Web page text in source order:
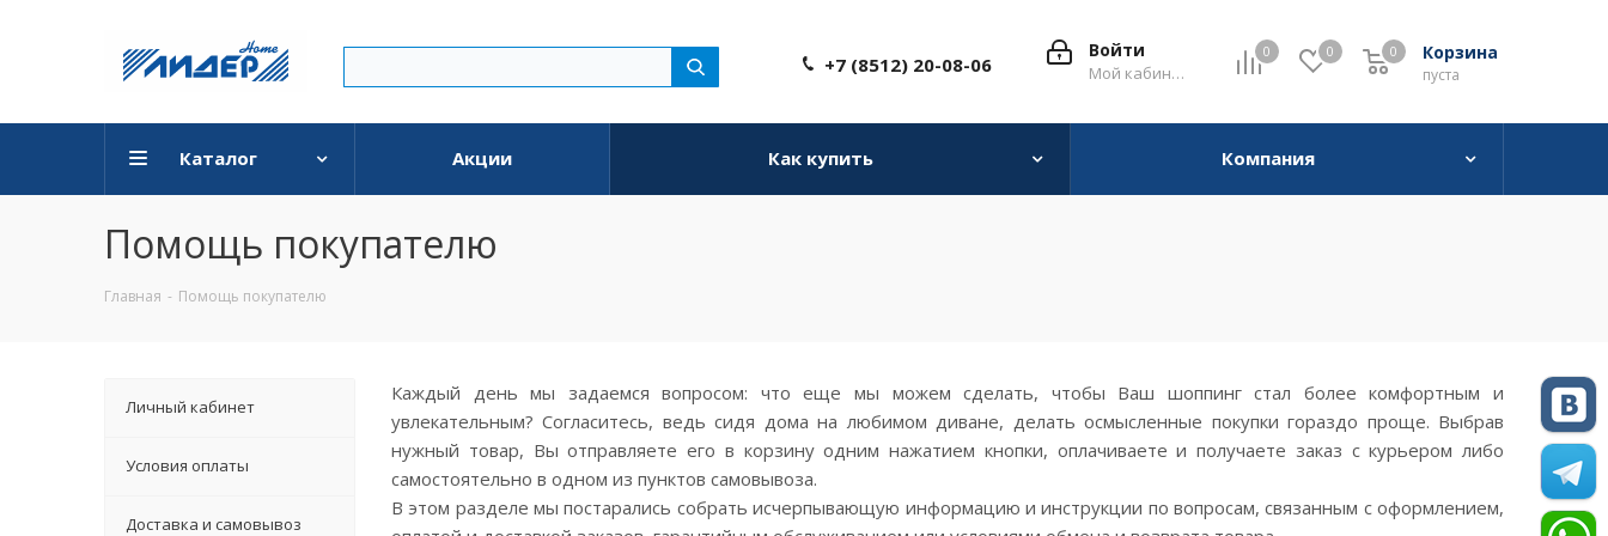
0 0 Корзина
0
пуста
0
Войти
Мой кабинет
+7 (8512) 20-08-06
Каталог Акции Как купить Компания
Помощь покупателю
Главная - Помощь покупателю
Каждый день мы задаемся вопросом: что еще мы можем сделать, чтобы Ваш шоппинг стал более комфортным и
увлекательным? Согласитесь, ведь сидя дома на любимом диване, делать осмысленные покупки гораздо проще. Выбрав
нужный товар, Вы отправляете его в корзину одним нажатием кнопки, оплачиваете и получаете заказ с курьером либо
самостоятельно в одном из пунктов самовывоза.
В этом разделе мы постарались собрать исчерпывающую информацию и инструкции по вопросам, связанным с оформлением,
Личный кабинет
Условия оплаты
Доставка и самовывоз